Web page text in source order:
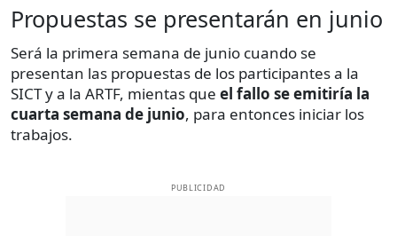
Propuestas se presentarán en junio
Será la primera semana de junio cuando se
presentan las propuestas de los participantes a la
SICT y a la ARTF, mientas que el fallo se emitiría la
cuarta semana de junio, para entonces iniciar los
trabajos.
PUBLICIDAD